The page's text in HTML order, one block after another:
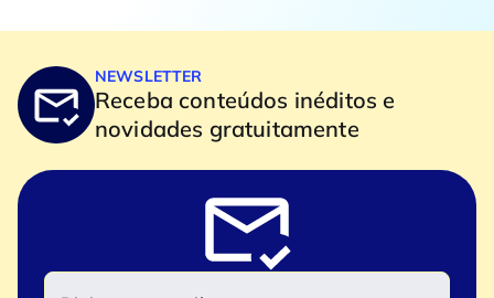
NEWSLETTER
Receba conteúdos inéditos e
novidades gratuitamente